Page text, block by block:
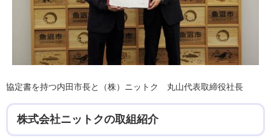
協定書を持つ内田市長と（株）ニットク 丸山代表取締役社長
株式会社ニットクの取組紹介